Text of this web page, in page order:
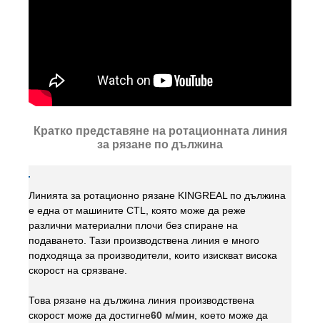
Кратко представяне на ротационната линия
за рязане по дължина
Линията за ротационно рязане KINGREAL по дължина
е една от машините CTL, която може да реже
различни материални плочи без спиране на
подаването. Тази производствена линия е много
подходяща за производители, които изискват висока
скорост на срязване.
Това рязане на дължина линия производствена
скорост може да достигне60 м/мин , което може да